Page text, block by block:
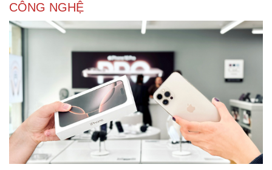
CÔNG NGHỆ